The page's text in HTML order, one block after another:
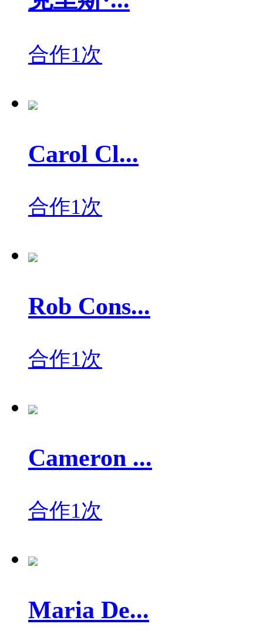
合作1次
Carol Cl...
合作1次
Rob Cons...
合作1次
Cameron ...
合作1次
Maria De...